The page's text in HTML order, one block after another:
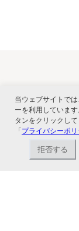
当ウェブサイトで
ーを利用していま
タンをクリックし
「プライバシーポリ
拒否する